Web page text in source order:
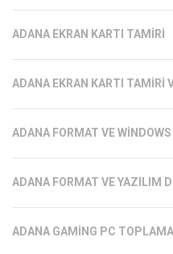
ADANA EKRAN KARTI TAMIRI
ADANA EKRAN KARTI TAMIRI
ADANA FORMAT VE
ADANA FORMAT VE YAZILIM
ADANA GAMING PC